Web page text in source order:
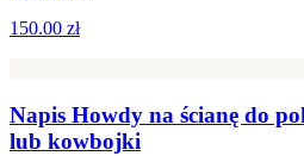
150.00 zł
Napis Howdy na ścianę do
lub kowbojki